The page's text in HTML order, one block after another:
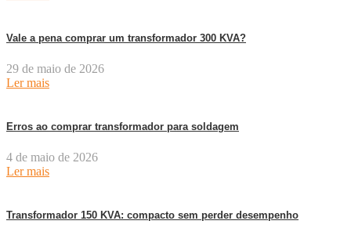
Vale a pena comprar um transformador 300 KVA?
29 de maio de 2026
Ler mais
Erros ao comprar transformador para soldagem
4 de maio de 2026
Ler mais
Transformador 150 KVA: compacto sem perder desempenho